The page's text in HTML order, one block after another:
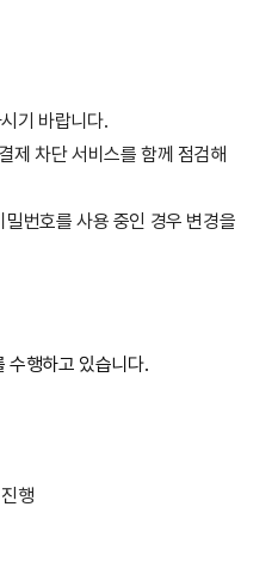
기 바랍니다.
제 차단 서비스를 함께 점검해
번호를 사용 중인 경우 변경을
수행하고 있습니다.
행